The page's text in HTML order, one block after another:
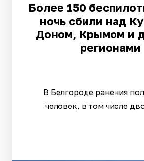
Более 150
ночь сбили над
Доном, Крымом и
регионами
В Белгороде ранения
человек, в том числе